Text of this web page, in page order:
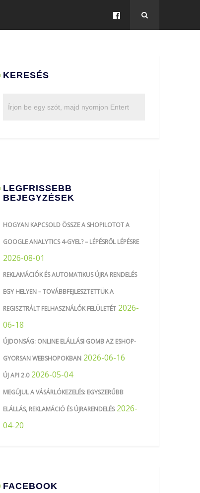
KERESÉS
LEGFRISSEBB
BEJEGYZÉSEK
HOGYAN KAPCSOLD ÖSSZE A SHOPILOTOT A
GOOGLE ANALYTICS 4-GYEL? – LÉPÉSRŐL LÉPÉSRE
2026-08-01
REKLAMÁCIÓK ÉS AUTOMATIKUS ÚJRA RENDELÉS
EGY HELYEN – TOVÁBBFEJLESZTETTÜK A
REGISZTRÁLT FELHASZNÁLÓK FELÜLETÉT 2026-
06-18
ÚJDONSÁG: ONLINE ELÁLLÁSI GOMB AZ ESHOP-
GYORSAN WEBSHOPOKBAN 2026-06-16
ÚJ API 2.0 2026-05-04
MEGÚJUL A VÁSÁRLÓKEZELÉS: EGYSZERŰBB
ELÁLLÁS, REKLAMÁCIÓ ÉS ÚJRARENDELÉS 2026-
04-20
FACEBOOK